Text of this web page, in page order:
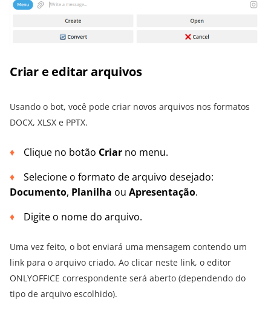
Criar e editar arquivos
Usando o bot, você pode criar novos arquivos nos formatos
DOCX, XLSX e PPTX.
Clique no botão Criar no menu.
Selecione o formato de arquivo desejado:
Documento, Planilha ou Apresentação.
Digite o nome do arquivo.
Uma vez feito, o bot enviará uma mensagem contendo um
link para o arquivo criado. Ao clicar neste link, o editor
ONLYOFFICE correspondente será aberto (dependendo do
tipo de arquivo escolhido).